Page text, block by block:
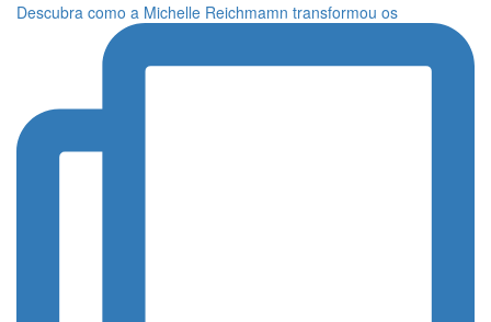
Descubra como a Michelle Reichmamn transformou os